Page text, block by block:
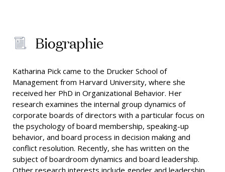
Biographie
Katharina Pick came to the Drucker School of
Management from Harvard University, where she
received her PhD in Organizational Behavior. Her
research examines the internal group dynamics of
corporate boards of directors with a particular focus on
the psychology of board membership, speaking-up
behavior, and board process in decision making and
conflict resolution. Recently, she has written on the
subject of boardroom dynamics and board leadership.
Other research interests include gender and leadership,